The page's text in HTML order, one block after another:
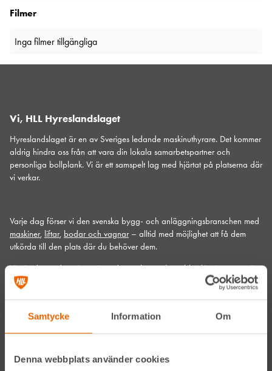
Samtycke Information Om
Denna webbplats använder cookies
Filmer
Inga filmer tillgängliga
Vi, HLL Hyreslandslaget
Hyreslandslaget är en av Sveriges ledande maskinuthyrare. Det kommer
aldrig hindra oss från att vara din lokala samarbetspartner och
personliga bollplank. Vi är ett samspelt lag med hjärtat på platserna där
vi verkar.
Varje dag förser vi den svenska bygg- och anläggningsbranschen med
maskiner, liftar, bodar och vagnar– alltid med möjlighet att få dem
utkörda till den plats där du behöver dem.
Vi gör det med service utöver det vanliga och problemlösning som gör
skillnad. Hos oss handlar mycket om maskiner, men alltid allra mest om
människor och relationer. Välkommen in till din närmsta depå!
Kontakta din närmaste depå
Prenumerera på vårt nyhetsbrev